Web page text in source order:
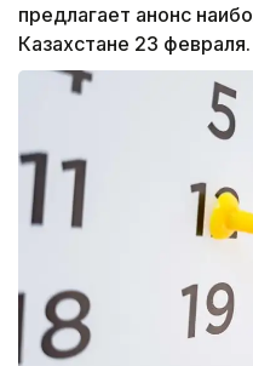
предлагает анонс
Казахстане 23 февраля.